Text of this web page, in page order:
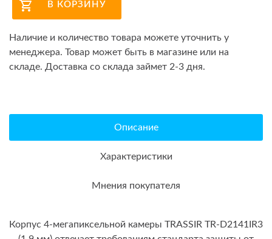
В КОРЗИНУ
Наличие и количество товара можете уточнить у
менеджера. Товар может быть в магазине или на
складе. Доставка со склада займет 2-3 дня.
Описание
Характеристики
Мнения покупателя
Корпус 4-мегапиксельной камеры TRASSIR TR-D2141IR3